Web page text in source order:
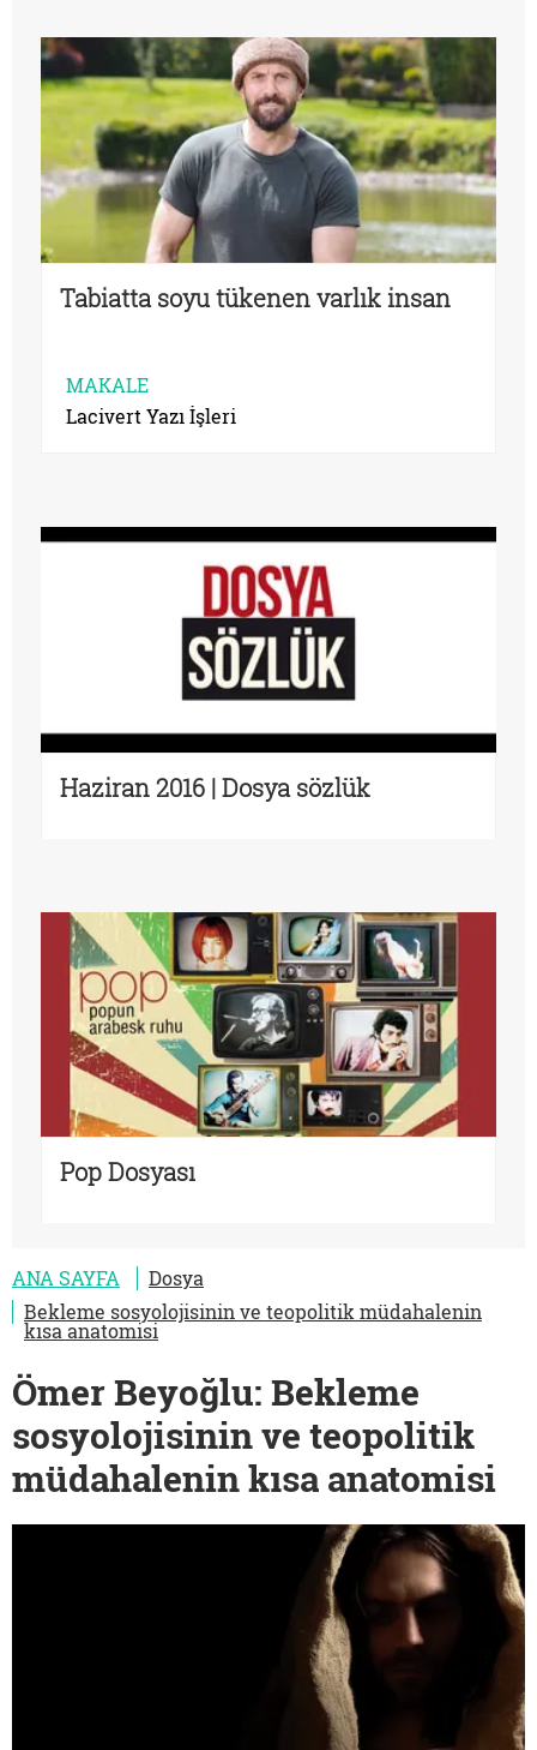
Tabiatta soyu tükenen varlık insan
MAKALE
Lacivert Yazı İşleri
Haziran 2016 | Dosya sözlük
Pop Dosyası
ANA SAYFA
Dosya
Bekleme sosyolojisinin ve teopolitik müdahalenin
kısa anatomisi
Ömer Beyoğlu: Bekleme
sosyolojisinin ve teopolitik
müdahalenin kısa anatomisi